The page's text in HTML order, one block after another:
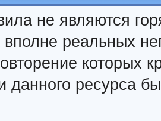
не являются
вполне реальных
которых
данного ресурса